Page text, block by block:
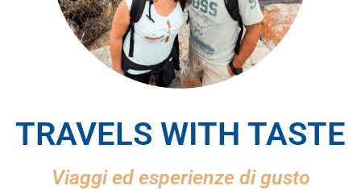
TRAVELS WITH TASTE
Viaggi ed esperienze di gusto